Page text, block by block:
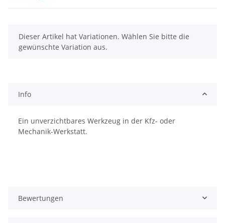
x
Dieser Artikel hat Variationen. Wählen Sie bitte die
gewünschte Variation aus.
Info
Ein unverzichtbares Werkzeug in der Kfz- oder
Mechanik-Werkstatt.
Bewertungen